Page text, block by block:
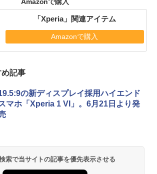
「Xperia」関連アイテム
Amazonで購入
記事
の新ディスプレイ採用ハイエンド
マホ「Xperia 1 VI」。6月21日より発
索で当サイトの記事を優先表示させる